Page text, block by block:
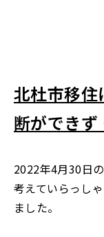
北杜市移
断ができず
2022年4月30日
考えていらっし
ました。